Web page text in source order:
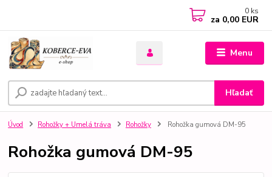
Menu
Hľadať
0 ks
za 0,00 EUR
Úvod Rohožky + Umelá tráva Rohožky Rohožka gumová DM-95
Rohožka gumová DM-95